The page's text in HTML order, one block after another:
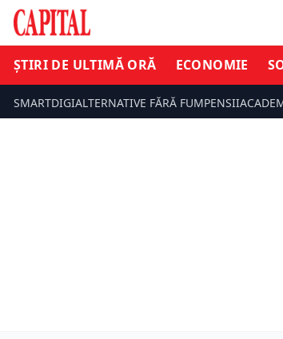
ȘTIRI DE ULTIMĂ ORĂ ECONOMIE
SMARTDIGIALTERNATIVE FĂRĂ FUMPENSII